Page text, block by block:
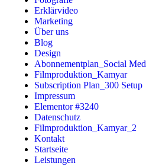
Erklärvideo
Marketing
Über uns
Blog
Design
Abonnementplan_Social
Filmproduktion_Kamyar
Subscription Plan_300 Setup
Impressum
Elementor #3240
Datenschutz
Filmproduktion_Kamyar_2
Kontakt
Startseite
Leistungen